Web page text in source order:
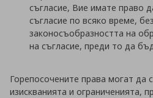
съгласие, Вие имате право
съгласие по всяко време,
законосъобразността на
на съгласие, преди то да
Горепосочените права могат да
изискванията и ограниченията,